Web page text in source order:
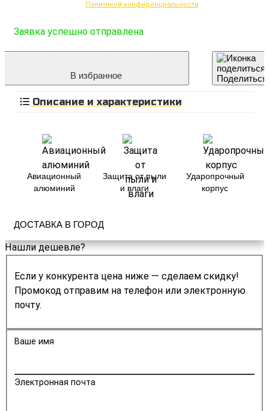
Политикой конфиденциальности
Заявка успешно отправлена
В избранное Поделиться
Описание и характеристики
Авиационный
алюминий
Защита от пыли
и влаги
Ударопрочный
корпус
ДОСТАВКА В ГОРОД
Нашли дешевле?
Если у конкурента цена ниже — сделаем скидку!
Промокод отправим на телефон или электронную
почту.
Ваше имя
Электронная почта